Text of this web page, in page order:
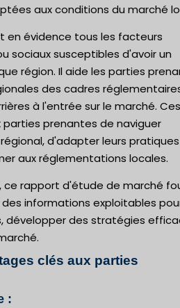
aux conditions du marché
en évidence tous les facteurs
sociaux susceptibles d'avoir un
région. Il aide les parties
des cadres
à l'entrée sur le marché. Ces
prenantes de naviguer
d'adapter leurs pratiques
aux réglementations locales.
ce rapport d'étude de marché
informations exploitables
développer des stratégies
clés aux parties
: